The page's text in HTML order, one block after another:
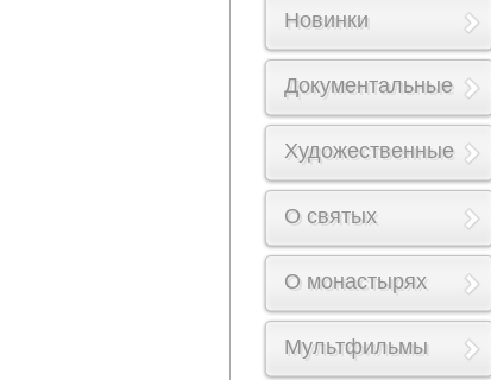
Новинки
Документальные
Художественные
О святых
О монастырях
Мультфильмы